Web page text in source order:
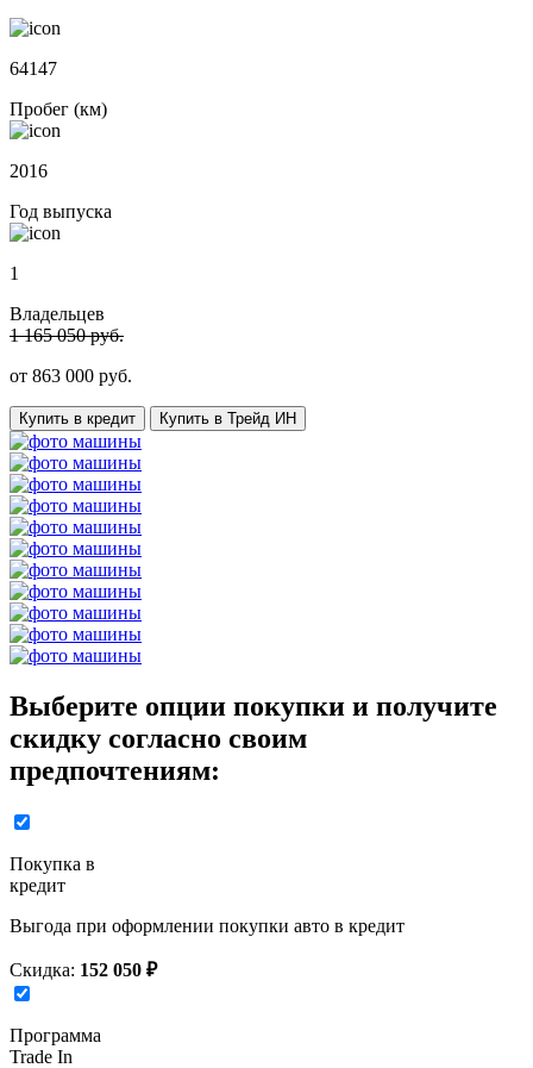
64147
Пробег (км)
2016
Год выпуска
1
Владельцев
1 165 050 руб.
от 863 000 руб.
Купить в кредит Купить в Трейд ИН
Выберите опции покупки и получите
скидку согласно своим
предпочтениям:
Покупка в
кредит
Выгода при оформлении покупки авто в кредит
Скидка: 152 050 ₽
Программа
Trade In